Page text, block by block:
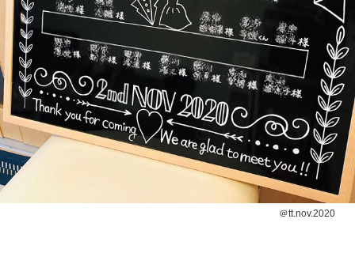
＠tt.nov.2020